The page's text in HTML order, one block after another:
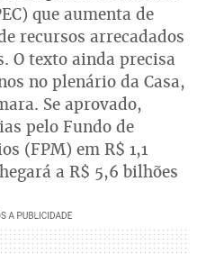
que aumenta de
recursos arrecadados
O texto ainda precisa
no plenário da Casa,
Se aprovado,
pelo Fundo de
(FPM) em R$ 1,1
a R$ 5,6 bilhões